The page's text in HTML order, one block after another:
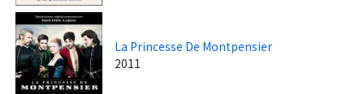
La Princesse De Montpensier
2011